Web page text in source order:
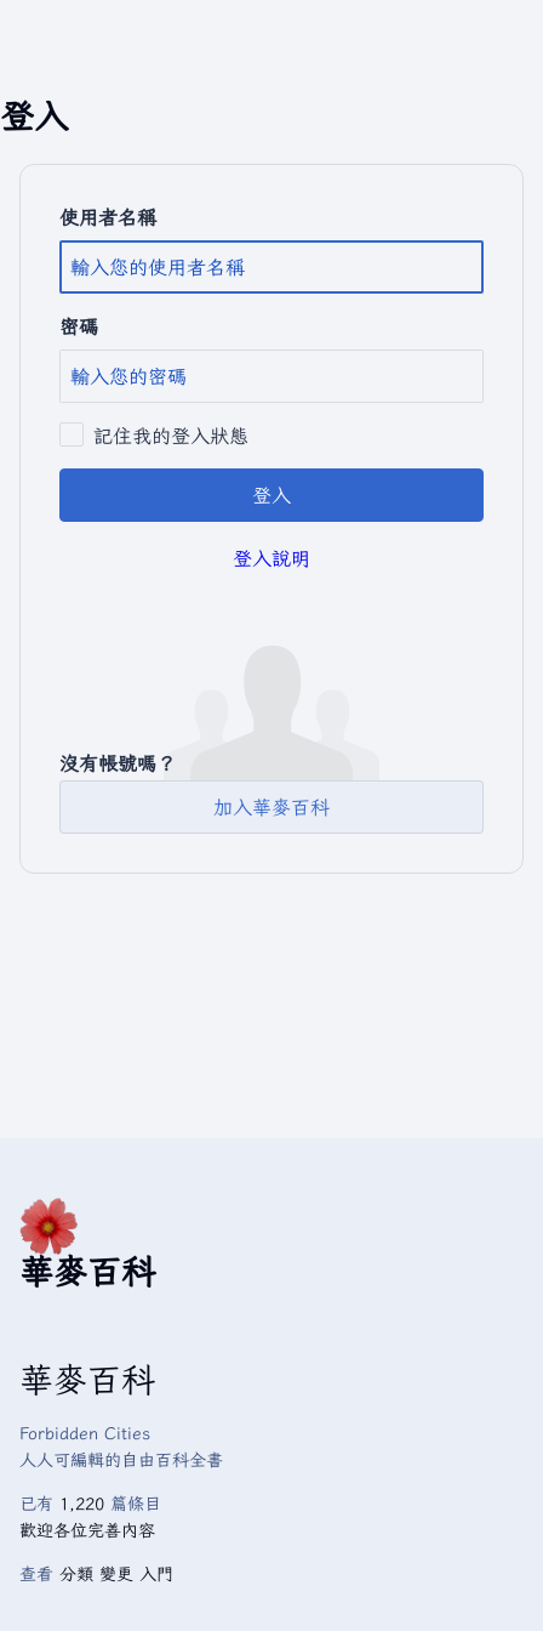
登入
使用者名稱
密碼
記住我的登入狀態
登入
登入說明
沒有帳號嗎？
加入華麥百科
華麥百科
華麥百科
Forbidden Cities
人人可編輯的自由百科全書
已有 1,220 篇條目
歡迎各位完善內容
查看 分類 變更 入門